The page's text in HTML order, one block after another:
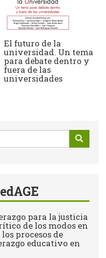
El futuro de la
universidad. Un tema
para debate dentro y
fuera de las
universidades
para la justicia
de los modos en
procesos de
educativo en